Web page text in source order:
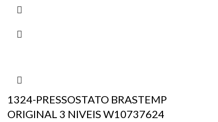
1324-PRESSOSTATO BRASTEMP
ORIGINAL 3 NIVEIS W10737624